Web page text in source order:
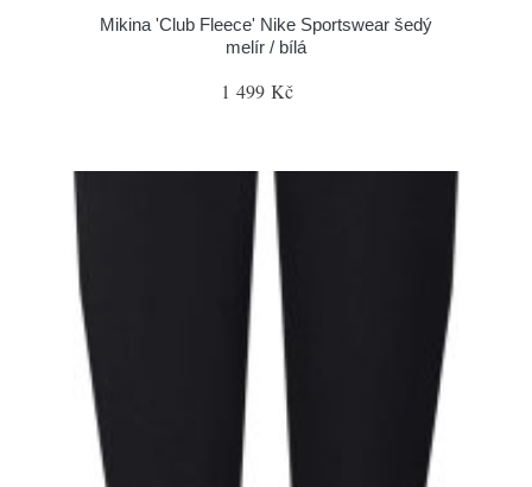
Mikina 'Club Fleece' Nike Sportswear šedý
melír / bílá
1 499 Kč